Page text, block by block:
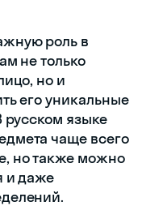
роль в
не только
но и
его уникальные
русском языке
чаще всего
но также можно
и даже